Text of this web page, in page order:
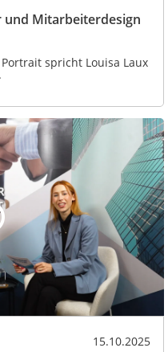
und Mitarbeiterdesign
spricht Louisa Laux
15.10.2025